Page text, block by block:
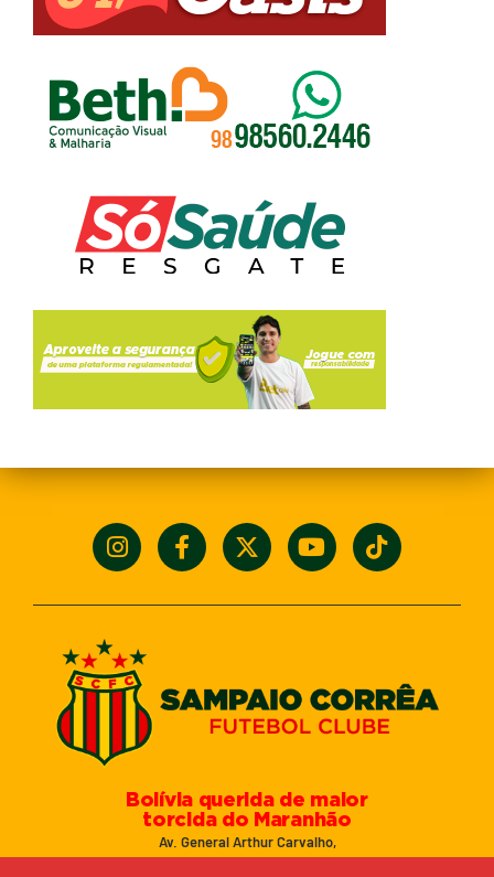
Bolívia querida de maior
torcida do Maranhão
Av. General Arthur Carvalho,